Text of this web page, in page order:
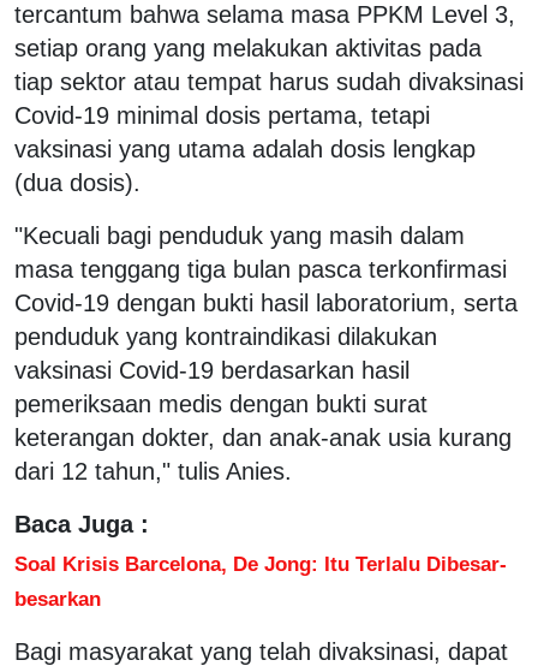
tercantum bahwa selama masa PPKM Level 3,
setiap orang yang melakukan aktivitas pada
tiap sektor atau tempat harus sudah divaksinasi
Covid-19 minimal dosis pertama, tetapi
vaksinasi yang utama adalah dosis lengkap
(dua dosis).
"Kecuali bagi penduduk yang masih dalam
masa tenggang tiga bulan pasca terkonfirmasi
Covid-19 dengan bukti hasil laboratorium, serta
penduduk yang kontraindikasi dilakukan
vaksinasi Covid-19 berdasarkan hasil
pemeriksaan medis dengan bukti surat
keterangan dokter, dan anak-anak usia kurang
dari 12 tahun," tulis Anies.
Baca Juga :
Soal Krisis Barcelona, De Jong: Itu Terlalu Dibesar-
besarkan
Bagi masyarakat yang telah divaksinasi, dapat